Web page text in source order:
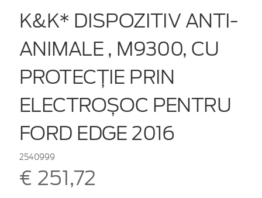
K&K* DISPOZITIV ANTI-
ANIMALE , M9300, CU
PROTECȚIE PRIN
ELECTROȘOC PENTRU
FORD EDGE 2016
2540999
€ 251,72